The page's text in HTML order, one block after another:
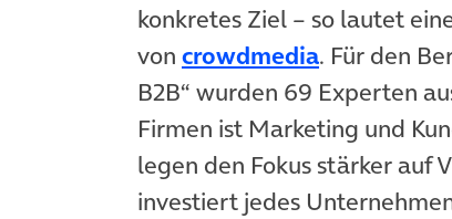
konkretes Ziel – so lautet
von crowdmedia(öffnet in
. Für den
B2B“ wurden 69 Experten
Firmen ist Marketing und
legen den Fokus stärker auf
investiert jedes